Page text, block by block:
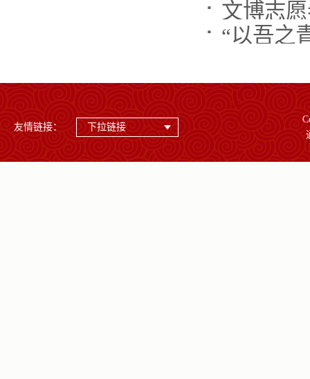
友情链接： 下拉链接